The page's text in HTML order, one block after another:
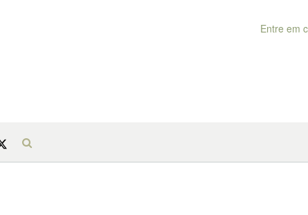
Entre em